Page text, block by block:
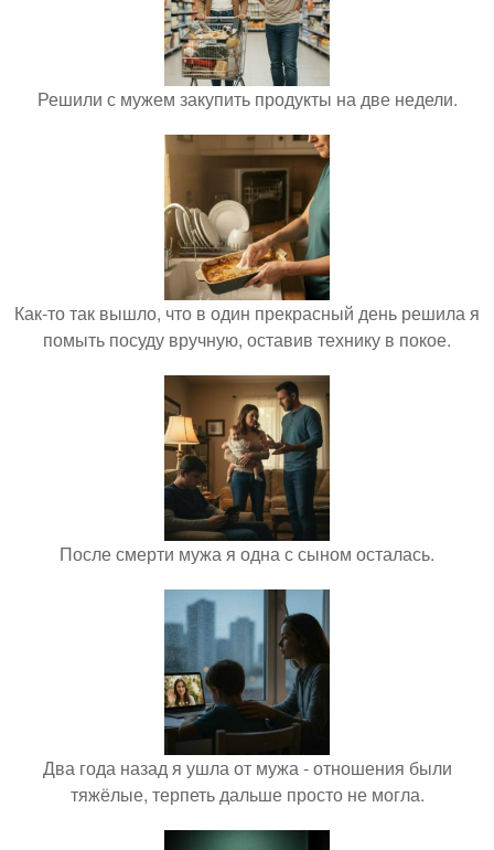
Решили с мужем закупить продукты на две недели.
Как-то так вышло, что в один прекрасный день решила я
помыть посуду вручную, оставив технику в покое.
После смерти мужа я одна с сыном осталась.
Два года назад я ушла от мужа - отношения были
тяжёлые, терпеть дальше просто не могла.